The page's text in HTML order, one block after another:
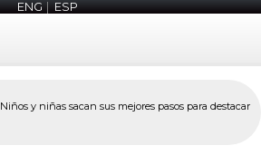
ENG|ESP
Niños y niñas sacan sus mejores pasos para destacar